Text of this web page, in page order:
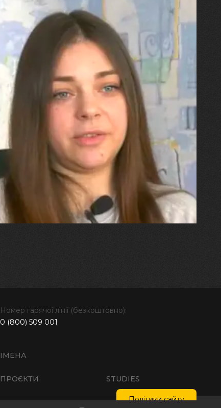
27.07.2026
"Я перенесла 11 операцій, та
плакала від фантомного
болю. Але маленька донька
бере за руку і змушує йти
далі"
ІМЕНА
ПРОЄКТИ STUDIES
Номер гарячої лінії (безкоштовно):
0 (800) 509 001
Політики сайту